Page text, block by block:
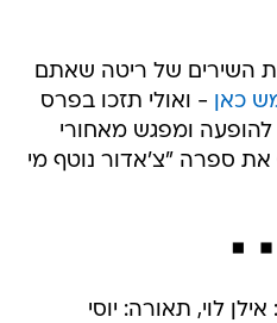
השירים של ריטה שאתם
כאן - ואולי תזכו בפרס
להופעה ומפגש מאחורי
את ספרה "צ'אדור נוטף מי
לוי, תאורה: יוסי